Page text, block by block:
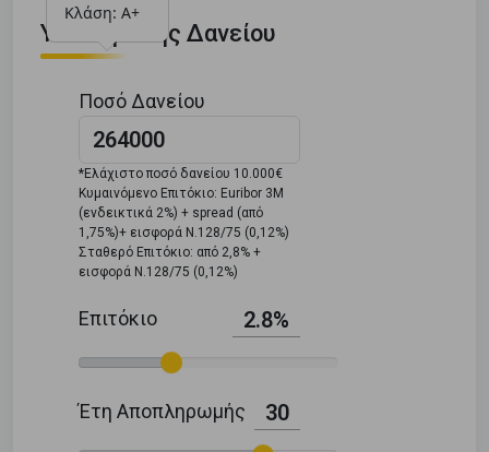
Κλάση: Α+
Υπολογιστής Δανείου
Ποσό Δανείου
*Ελάχιστο ποσό δανείου 10.000€
Κυμαινόμενο Επιτόκιο: Euribor 3M
(ενδεικτικά 2%) + spread (από
1,75%)+ εισφορά Ν.128/75 (0,12%)
Σταθερό Επιτόκιο: από 2,8% +
εισφορά Ν.128/75 (0,12%)
Επιτόκιο 2.8%
Έτη Αποπληρωμής 30